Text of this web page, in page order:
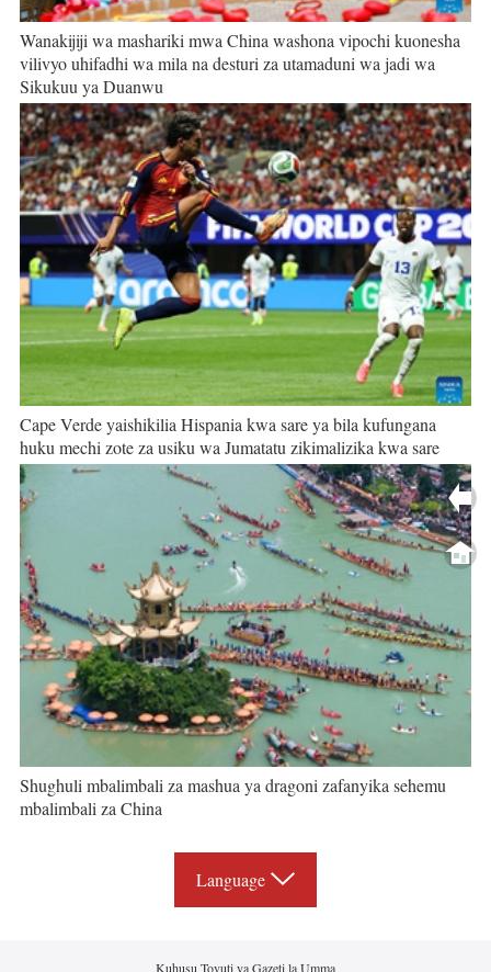
Wanakijiji wa mashariki mwa China washona vipochi kuonesha
vilivyo uhifadhi wa mila na desturi za utamaduni wa jadi wa
Sikukuu ya Duanwu
Cape Verde yaishikilia Hispania kwa sare ya bila kufungana
huku mechi zote za usiku wa Jumatatu zikimalizika kwa sare
Shughuli mbalimbali za mashua ya dragoni zafanyika sehemu
mbalimbali za China
Language
Kuhusu Tovuti ya Gazeti la Umma